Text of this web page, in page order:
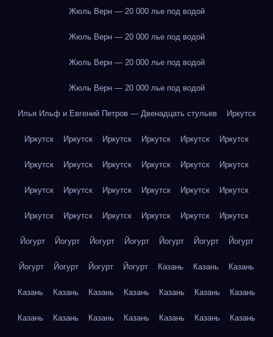
Жюль Верн — 20 000 лье под водой
Жюль Верн — 20 000 лье под водой
Жюль Верн — 20 000 лье под водой
Жюль Верн — 20 000 лье под водой
Илья Ильф и Евгений Петров — Двенадцать стульев Иркутск
Иркутск Иркутск Иркутск Иркутск Иркутск Иркутск
Иркутск Иркутск Иркутск Иркутск Иркутск Иркутск
Иркутск Иркутск Иркутск Иркутск Иркутск Иркутск
Иркутск Иркутск Иркутск Иркутск Иркутск Иркутск
Йогурт Йогурт Йогурт Йогурт Йогурт Йогурт Йогурт
Йогурт Йогурт Йогурт Йогурт Казань Казань Казань
Казань Казань Казань Казань Казань Казань Казань
Казань Казань Казань Казань Казань Казань Казань